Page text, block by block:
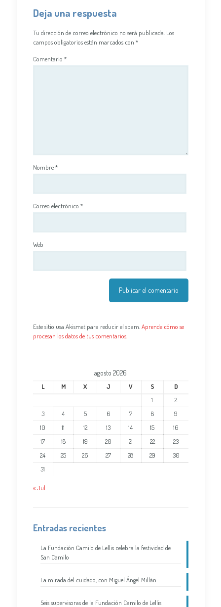
Deja una respuesta
Tu dirección de correo electrónico no será publicada. Los
campos obligatorios están marcados con *
Comentario *
Nombre*
Correo electrónico *
Web
Este sitio usa Akismet para reducir el spam. Aprende cómo se
procesan los datos de tus comentarios.
agosto 2026
L M X J V S
D
1
2
3
4 5 6 7 8
9
10
11 12 13 14 15
16
17
18 19 20 21 22
23
24
25 26 27 28 29
30
31
« Jul
Entradas recientes
La Fundación Camilo de Lellis celebra la festividad de
San Camilo
La mirada del cuidado, con Miguel Ángel Millán
Seis supervisoras de la Fundación Camilo de Lellis